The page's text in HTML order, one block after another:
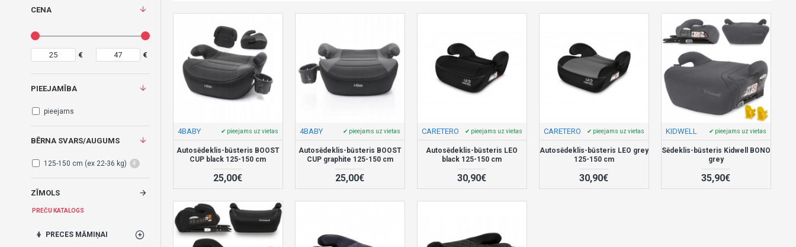
CENA
€ €
ZĪMOLS
BĒRNA SVARS/AUGUMS
125-150 cm (ex 22-36 kg) 4
PIEEJAMĪBA
pieejams
PREČU KATALOGS
PRECES MĀMIŅAI
4BABY ✔ pieejams uz vietas
Autosēdeklis-būsteris BOOST
CUP black 125-150 cm
25,00€
4BABY ✔ pieejams uz vietas
Autosēdeklis-būsteris BOOST
CUP graphite 125-150 cm
25,00€
CARETERO ✔ pieejams uz vietas
Autosēdeklis-būsteris LEO
black 125-150 cm
30,90€
CARETERO ✔ pieejams uz vietas
Autosēdeklis-būsteris LEO grey
125-150 cm
30,90€
KIDWELL ✔ pieejams uz vietas
Sēdeklis-būsteris Kidwell BONO
grey
35,90€